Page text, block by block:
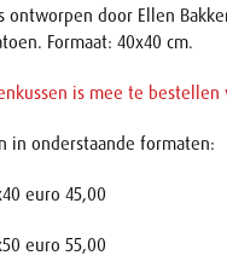
ontworpen door Ellen
Formaat: 40x40 cm.
is mee te bestellen
in onderstaande formaten:
euro 45,00
euro 55,00